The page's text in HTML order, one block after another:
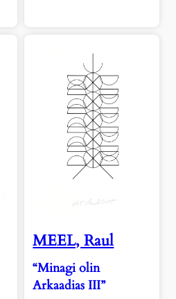
MEEL, Raul
“Minagi olin
Arkaadias III”